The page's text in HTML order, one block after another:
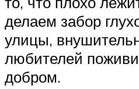
делаем забор
улицы,
любителей
добром.